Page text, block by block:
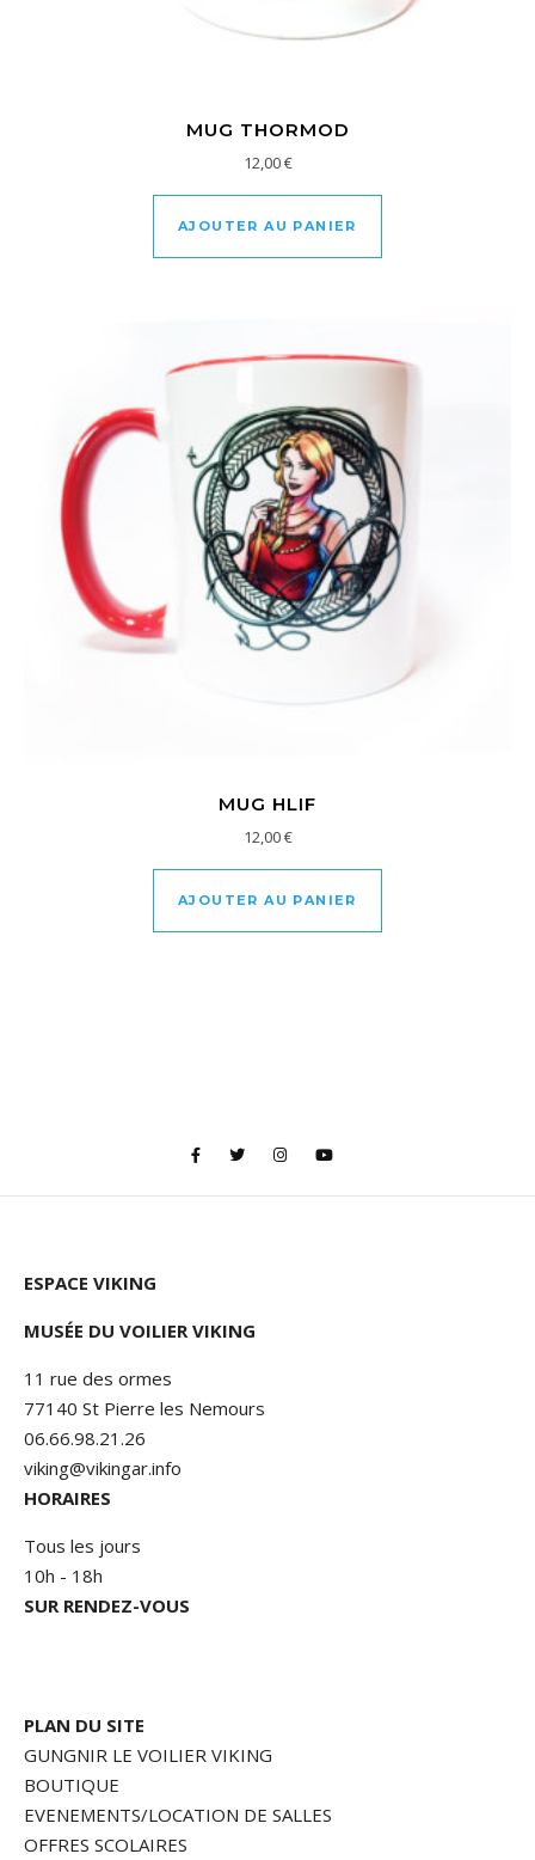
MUG THORMOD
12,00€
AJOUTER AU PANIER
MUG HLIF
12,00€
AJOUTER AU PANIER
ESPACE VIKING
MUSÉE DU VOILIER VIKING
11 rue des ormes
77140 St Pierre les Nemours
06.66.98.21.26
viking@vikingar.info
HORAIRES
Tous les jours
10h - 18h
SUR RENDEZ-VOUS
PLAN DU SITE
GUNGNIR LE VOILIER VIKING
BOUTIQUE
EVENEMENTS/LOCATION DE SALLES
OFFRES SCOLAIRES